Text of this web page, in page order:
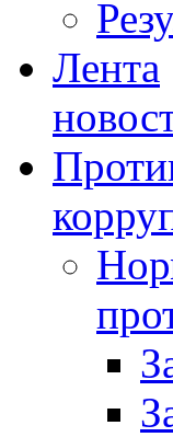
Лента